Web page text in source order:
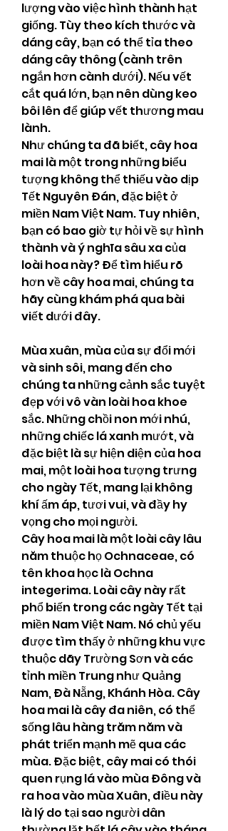
lượng vào việc hình thành hạt
giống. Tùy theo kích thước và
dáng cây, bạn có thể tỉa theo
dáng cây thông (cành trên
ngắn hơn cành dưới). Nếu vết
cắt quá lớn, bạn nên dùng keo
bôi lên để giúp vết thương mau
lành.
Như chúng ta đã biết, cây hoa
mai là một trong những biểu
tượng không thể thiếu vào dịp
Tết Nguyên Đán, đặc biệt ở
miền Nam Việt Nam. Tuy nhiên,
bạn có bao giờ tự hỏi về sự hình
thành và ý nghĩa sâu xa của
loài hoa này? Để tìm hiểu rõ
hơn về cây hoa mai, chúng ta
hãy cùng khám phá qua bài
viết dưới đây.
Mùa xuân, mùa của sự đổi mới
và sinh sôi, mang đến cho
chúng ta những cảnh sắc tuyệt
đẹp với vô vàn loài hoa khoe
sắc. Những chồi non mới nhú,
những chiếc lá xanh mướt, và
đặc biệt là sự hiện diện của hoa
mai, một loài hoa tượng trưng
cho ngày Tết, mang lại không
khí ấm áp, tươi vui, và đầy hy
vọng cho mọi người.
Cây hoa mai là một loài cây lâu
năm thuộc họ Ochnaceae, có
tên khoa học là Ochna
integerima. Loài cây này rất
phổ biến trong các ngày Tết tại
miền Nam Việt Nam. Nó chủ yếu
được tìm thấy ở những khu vực
thuộc dãy Trường Sơn và các
tỉnh miền Trung như Quảng
Nam, Đà Nẵng, Khánh Hòa. Cây
hoa mai là cây đa niên, có thể
sống lâu hàng trăm năm và
phát triển mạnh mẽ qua các
mùa. Đặc biệt, cây mai có thói
quen rụng lá vào mùa Đông và
ra hoa vào mùa Xuân, điều này
là lý do tại sao người dân